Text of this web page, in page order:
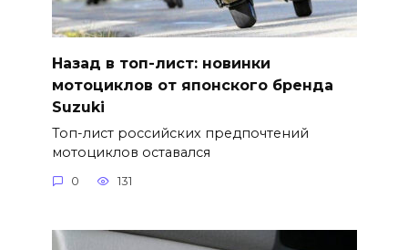
Назад в топ-лист: новинки
мотоциклов от японского бренда
Suzuki
Топ-лист российских предпочтений
мотоциклов оставался
0 131